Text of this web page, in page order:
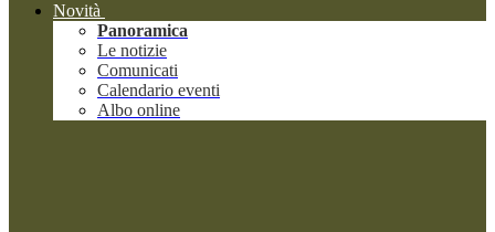
Novità
Panoramica
Le notizie
Comunicati
Calendario eventi
Albo online